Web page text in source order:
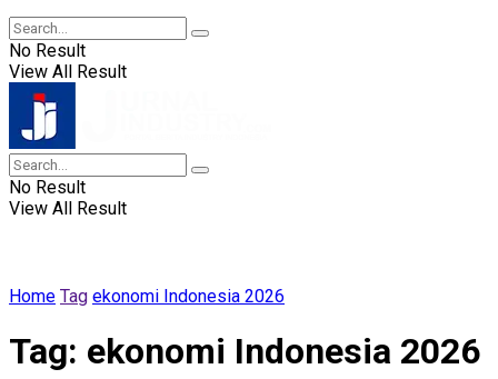
No Result
View All Result
No Result
View All Result
Home Tag ekonomi Indonesia 2026
Tag: ekonomi Indonesia 2026